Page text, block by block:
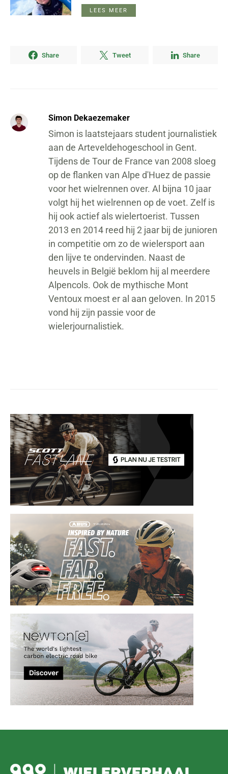
LEES MEER
Share Tweet Share
Simon Dekaezemaker
Simon is laatstejaars student journalistiek
aan de Arteveldehogeschool in Gent.
Tijdens de Tour de France van 2008 sloeg
op de flanken van Alpe d'Huez de passie
voor het wielrennen over. Al bijna 10 jaar
volgt hij het wielrennen op de voet. Zelf is
hij ook actief als wielertoerist. Tussen
2013 en 2014 reed hij 2 jaar bij de junioren
in competitie om zo de wielersport aan
den lijve te ondervinden. Naast de
heuvels in België beklom hij al meerdere
Alpencols. Ook de mythische Mont
Ventoux moest er al aan geloven. In 2015
vond hij zijn passie voor de
wielerjournalistiek.